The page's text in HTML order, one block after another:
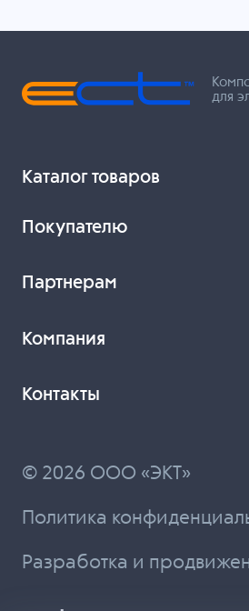
для
Каталог товаров
Покупателю
Партнерам
Компания
Контакты
© 2026 ООО «ЭКТ»
Политика
Разработка и